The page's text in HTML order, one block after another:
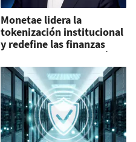
Monetae lidera la
tokenización institucional
y redefine las finanzas
digitales en Latinoamérica